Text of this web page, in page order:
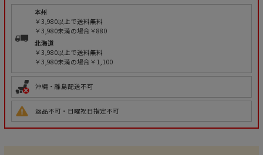
本州
￥3,980以上で送料無料
￥3,980未満の場合￥880
北海道
￥3,980以上で送料無料
￥3,980未満の場合￥1,100
沖縄・離島配送不可
返品不可・日曜祝日指定不可